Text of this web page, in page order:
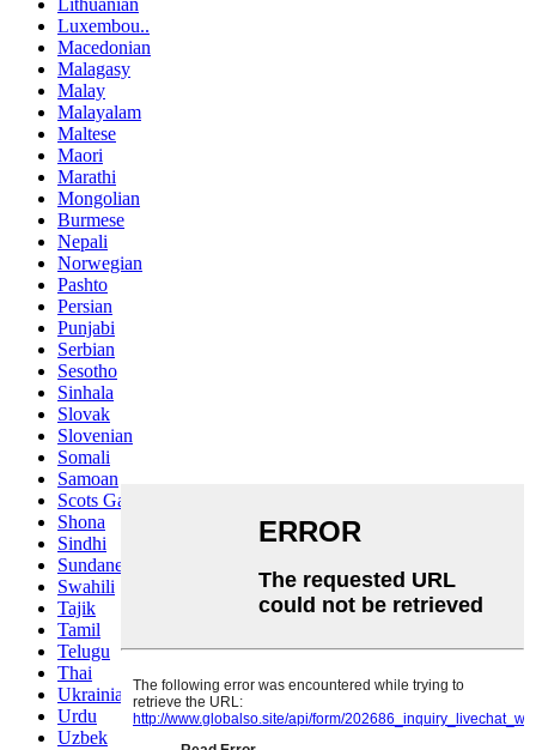
Luxembou..
Macedonian
Malagasy
Malay
Malayalam
Maltese
Maori
Marathi
Mongolian
Burmese
Nepali
Norwegian
Pashto
Persian
Punjabi
Serbian
Sesotho
Sinhala
Slovak
Slovenian
Somali
Samoan
Scots Gaelic
Shona
Sindhi
Sundanese
Swahili
Tajik
Tamil
Telugu
Thai
Ukrainian
Urdu
Uzbek